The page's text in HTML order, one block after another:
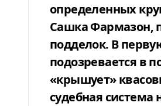
определенных
Сашка Фармазон,
подделок. В
подозревается в
«крышует»
судебная